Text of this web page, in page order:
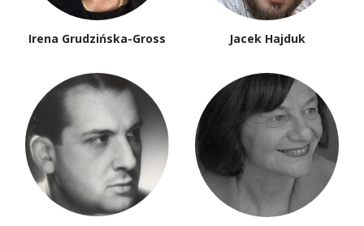
Irena Grudzińska-Gross Jacek Hajduk